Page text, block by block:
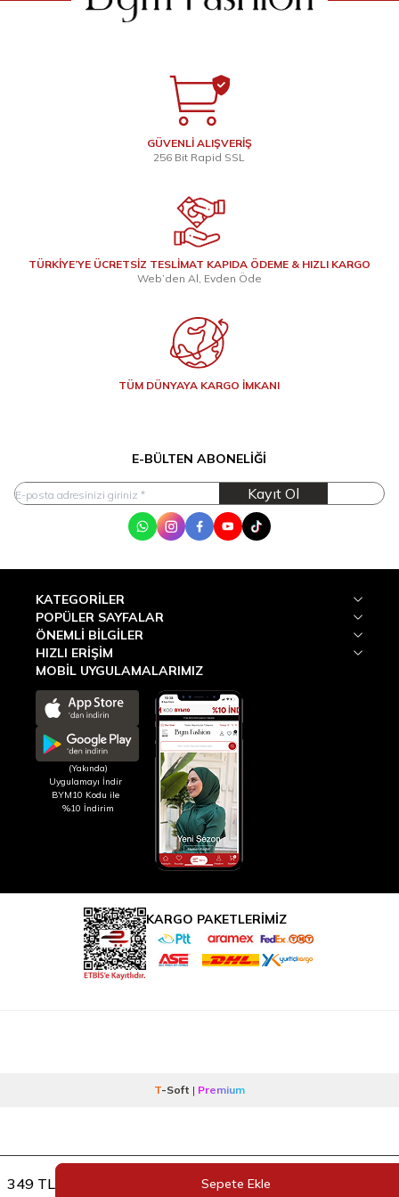
349 TL Sepete Ekle
GÜVENLİ ALIŞVERİŞ
256 Bit Rapid SSL
TÜRKİYE’YE ÜCRETSİZ TESLİMAT KAPIDA ÖDEME & HIZLI KARGO
Web’den Al, Evden Öde
TÜM DÜNYAYA KARGO İMKANI
E-BÜLTEN ABONELIĞI
Kayıt Ol
WhatsApp
InstagramFacebook
YoutubeTik Tok
KATEGORILER
POPÜLER SAYFALAR
ÖNEMLI BILGILER
HIZLI ERIŞIM
MOBİL UYGULAMALARIMIZ
(Yakında)
Uygulamayı İndir
BYM10 Kodu ile
%10 İndirim
KARGO PAKETLERİMİZ
T-Soft | Premium